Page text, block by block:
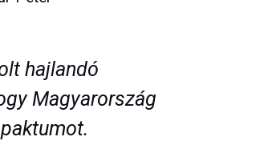
hajlandó
Magyarország